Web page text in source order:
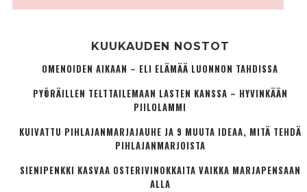
KUUKAUDEN NOSTOT
OMENOIDEN AIKAAN – ELI ELÄMÄÄ LUONNON TAHDISSA
PYÖRÄILLEN TELTTAILEMAAN LASTEN KANSSA – HYVINKÄÄN
PIILOLAMMI
KUIVATTU PIHLAJANMARJAJAUHE JA 9 MUUTA IDEAA, MITÄ TEHDÄ
PIHLAJANMARJOISTA
SIENIPENKKI KASVAA OSTERIVINOKKAITA VAIKKA MARJAPENSAAN
ALLA